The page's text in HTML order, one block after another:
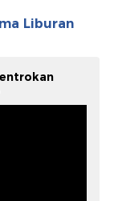
Liburan